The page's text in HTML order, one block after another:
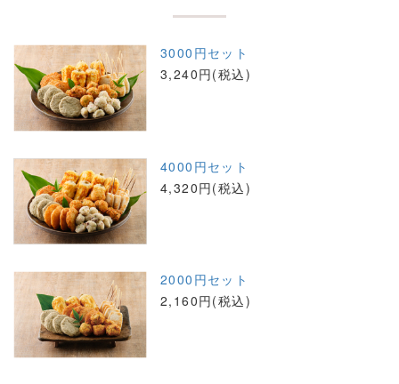
3000円セット
3,240円(税込)
4000円セット
4,320円(税込)
2000円セット
2,160円(税込)